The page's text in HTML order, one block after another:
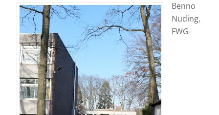
Benno
Nuding,
FWG-